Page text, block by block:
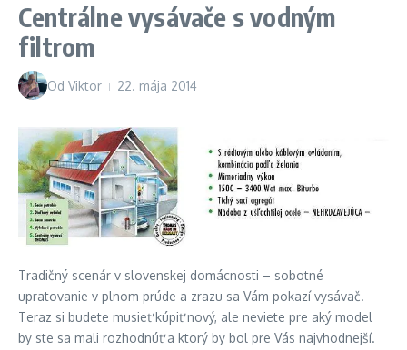
Centrálne vysávače s vodným
filtrom
Od Viktor 22. mája 2014
Tradičný scenár v slovenskej domácnosti – sobotné
upratovanie v plnom prúde a zrazu sa Vám pokazí vysávač.
Teraz si budete musieť kúpiť nový, ale neviete pre aký model
by ste sa mali rozhodnúť a ktorý by bol pre Vás najvhodnejší.